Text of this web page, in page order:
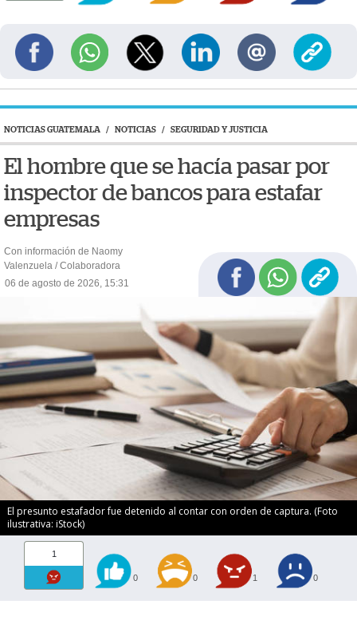
NOTICIAS GUATEMALA / NOTICIAS / SEGURIDAD Y JUSTICIA
El hombre que se hacía pasar por
inspector de bancos para estafar
empresas
Con información de Naomy
Valenzuela / Colaboradora
06 de agosto de 2026, 15:31
El presunto estafador fue detenido al contar con orden de captura. (Foto
ilustrativa: iStock)
1
0 0 1 0